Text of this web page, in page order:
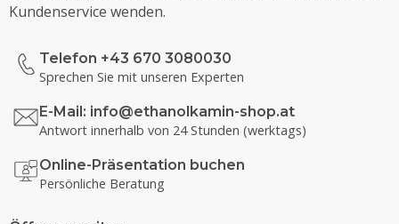
Kundenservice wenden.
Telefon +43 670 3080030
Sprechen Sie mit unseren Experten
E-Mail: info@ethanolkamin-shop.at
Antwort innerhalb von 24 Stunden (werktags)
Online-Präsentation buchen
Persönliche Beratung